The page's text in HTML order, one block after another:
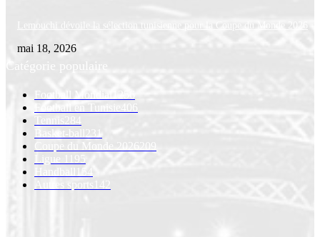
Lemouchi dévoile la sélection tunisienne pour la Coupe du Monde 2026
mai 18, 2026
Catégorie populaire
Football Mondial
1256
Football en Tunisie 406
Tennis
284
Basket-ball
231
Coupe du Monde 2026 209
Ligue 1
195
Handball
154
Autres sports 142